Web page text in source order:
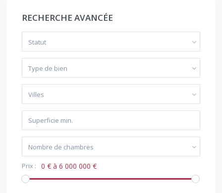
RECHERCHE AVANCÉE
Statut
Type de bien
Villes
Nombre de chambres
Prix : 0 € à 6 000 000 €